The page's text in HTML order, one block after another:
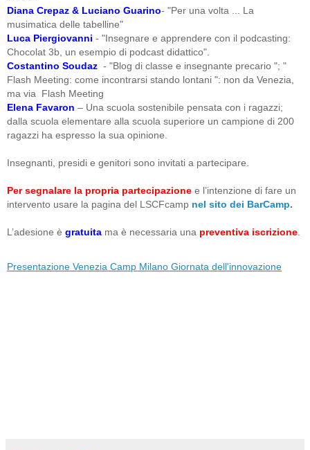
Diana Crepaz & Luciano Guarino- "Per una volta ... La
musimatica delle tabelline"
Luca Piergiovanni - "Insegnare e apprendere con il podcasting:
Chocolat 3b, un esempio di podcast didattico".
Costantino Soudaz - "Blog di classe e insegnante precario "; "
Flash Meeting: come incontrarsi stando lontani ": non da Venezia,
ma via Flash Meeting
Elena Favaron – Una scuola sostenibile pensata con i ragazzi;
dalla scuola elementare alla scuola superiore un campione di 200
ragazzi ha espresso la sua opinione.
Insegnanti, presidi e genitori sono invitati a partecipare.
Per segnalare la propria partecipazione e l’intenzione di fare un
intervento usare la pagina del LSCFcamp nel sito dei BarCamp.
L’adesione è gratuita ma è necessaria una preventiva iscrizione
Presentazione Venezia Camp Milano Giornata dell'innovazione